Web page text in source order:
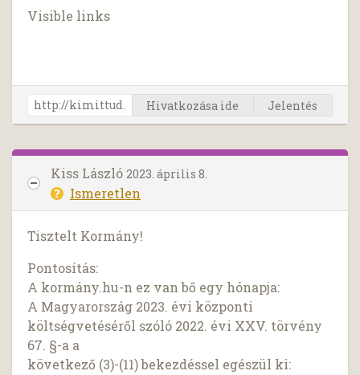
Visible links
Hivatkozása ide Jelentés
Kiss László 2023. április 8.
Ismeretlen
Tisztelt Kormány!
Pontosítás:
A kormány.hu-n ez van bő egy hónapja:
A Magyarország 2023. évi központi
költségvetéséről szóló 2022. évi XXV. törvény
67. §-a a
következő (3)-(11) bekezdéssel egészül ki: